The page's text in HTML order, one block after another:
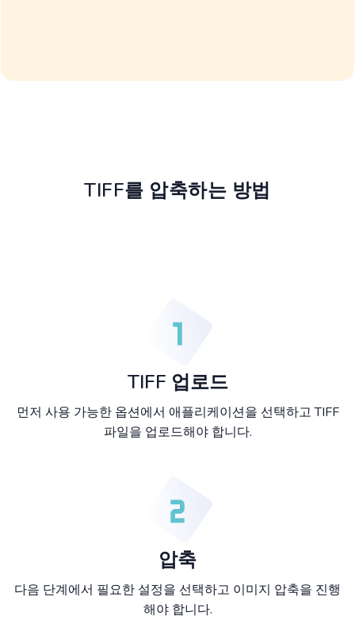
TIFF를 압축하는 방법
TIFF 업로드
먼저 사용 가능한 옵션에서 애플리케이션을 선택하고 TIFF
파일을 업로드해야 합니다.
압축
다음 단계에서 필요한 설정을 선택하고 이미지 압축을 진행
해야 합니다.